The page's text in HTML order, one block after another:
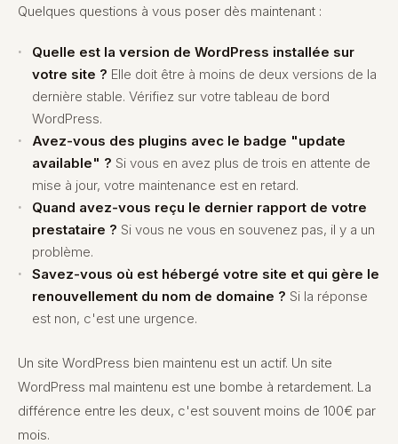
Quelques questions à vous poser dès maintenant :
Quelle est la version de WordPress installée sur
votre site ? Elle doit être à moins de deux versions de la
dernière stable. Vérifiez sur votre tableau de bord
WordPress.
Avez-vous des plugins avec le badge "update
available" ? Si vous en avez plus de trois en attente de
mise à jour, votre maintenance est en retard.
Quand avez-vous reçu le dernier rapport de votre
prestataire ? Si vous ne vous en souvenez pas, il y a un
problème.
Savez-vous où est hébergé votre site et qui gère le
renouvellement du nom de domaine ? Si la réponse
est non, c'est une urgence.
Un site WordPress bien maintenu est un actif. Un site
WordPress mal maintenu est une bombe à retardement. La
différence entre les deux, c'est souvent moins de 100€ par
mois.